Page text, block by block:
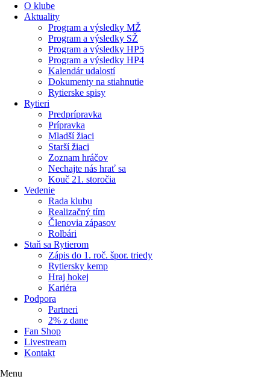
O klube
Aktuality
Program a výsledky MŽ
Program a výsledky SŽ
Program a výsledky HP5
Program a výsledky HP4
Kalendár udalostí
Dokumenty na stiahnutie
Rytierske spisy
Rytieri
Predprípravka
Prípravka
Mladší žiaci
Starší žiaci
Zoznam hráčov
Nechajte nás hrať sa
Kouč 21. storočia
Vedenie
Rada klubu
Realizačný tím
Členovia zápasov
Rolbári
Staň sa Rytierom
Zápis do 1. roč. špor. triedy
Rytiersky kemp
Hraj hokej
Kariéra
Podpora
Partneri
2% z dane
Fan Shop
Livestream
Kontakt
Menu